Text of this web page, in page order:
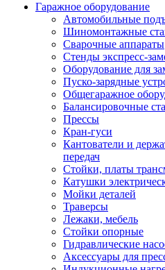
Гаражное оборудование
Автомобильные
Шиномонтажные
Сварочные аппараты
Стенды экспресс-
Оборудование для
Пуско-зарядные
Общегаражное
Балансировочные
Прессы
Кран-гуси
Кантователи и
передач
Стойки, платы
Катушки
Мойки деталей
Траверсы
Лежаки, мебель
Стойки опорные
Гидравлические
Аксессуары для